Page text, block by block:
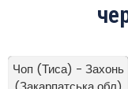
Чоп (Тиса) - Захонь